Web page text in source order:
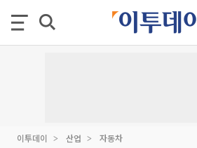
이투데이 산업 자동차